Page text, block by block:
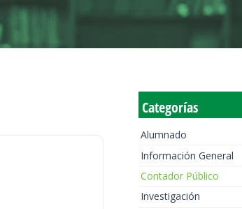
Categorías
Alumnado
Información General
Contador Público
Investigación